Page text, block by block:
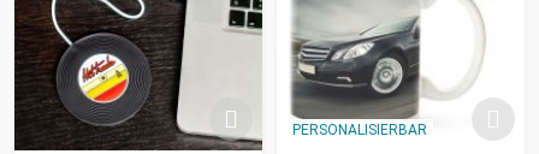
PERSONALISIERBAR